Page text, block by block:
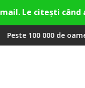
Theo Rose și
oameni au cântat, la